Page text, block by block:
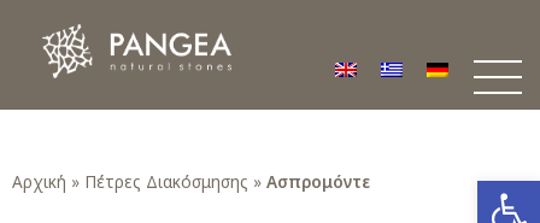
Αρχική » Πέτρες Διακόσμησης » Ασπρομόντε